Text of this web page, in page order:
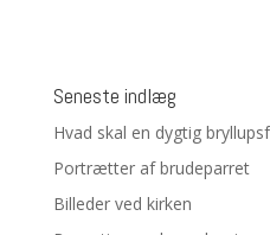
Seneste indlæg
Hvad skal en dygtig
Portrætter af brudeparret
Billeder ved kirken